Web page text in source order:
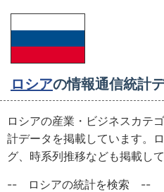
ロシアの情報通信統計
ロシアの産業・ビジネスカテ
計データを掲載しています。
グ、時系列推移なども掲載して
-- ロシアの統計を検索 --